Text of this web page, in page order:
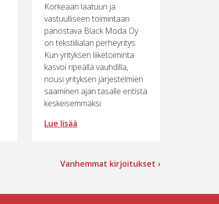
Korkeaan laatuun ja
vastuulliseen toimintaan
panostava Black Moda Oy
on tekstiilialan perheyritys.
Kun yrityksen liiketoiminta
kasvoi ripeällä vauhdilla,
nousi yrityksen järjestelmien
saaminen ajan tasalle entistä
keskeisemmäksi.
Lue lisää
Vanhemmat kirjoitukset ›